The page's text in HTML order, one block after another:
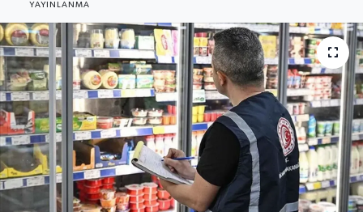
YAYINLANMA